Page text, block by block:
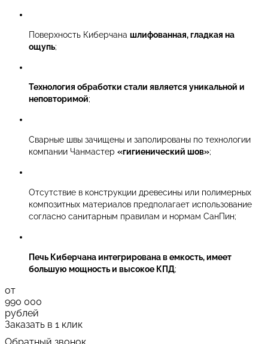
Поверхность Киберчана шлифованная, гладкая на
ощупь;
Технология обработки стали является уникальной и
неповторимой;
Сварные швы зачищены и заполированы по технологии
компании Чанмастер «гигиенический шов»;
Отсутствие в конструкции древесины или полимерных
композитных материалов предполагает использование
согласно санитарным правилам и нормам СанПин;
Печь Киберчана интегрирована в емкость, имеет
большую мощность и высокое КПД;
от
990 000
рублей
Заказать в 1 клик